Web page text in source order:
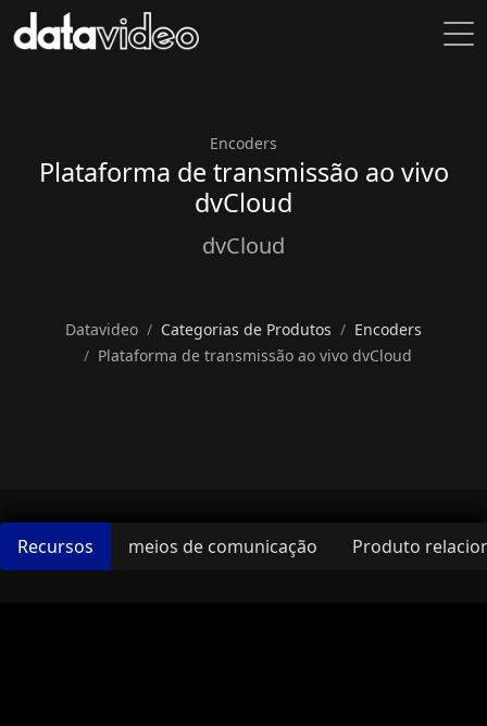
Encoders
Plataforma de transmissão ao vivo
dvCloud
dvCloud
Datavideo Categorias de Produtos
Encoders
Plataforma de transmissão ao vivo dvCloud
Recursos meios de comunicação Produto